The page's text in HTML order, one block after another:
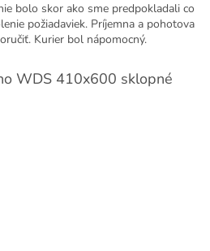
bolo skor ako sme predpokladali co
požiadaviek. Príjemna a pohotova
Kurier bol nápomocný.
WDS 410x600 sklopné
je 5 z 5 hviezdičiek.